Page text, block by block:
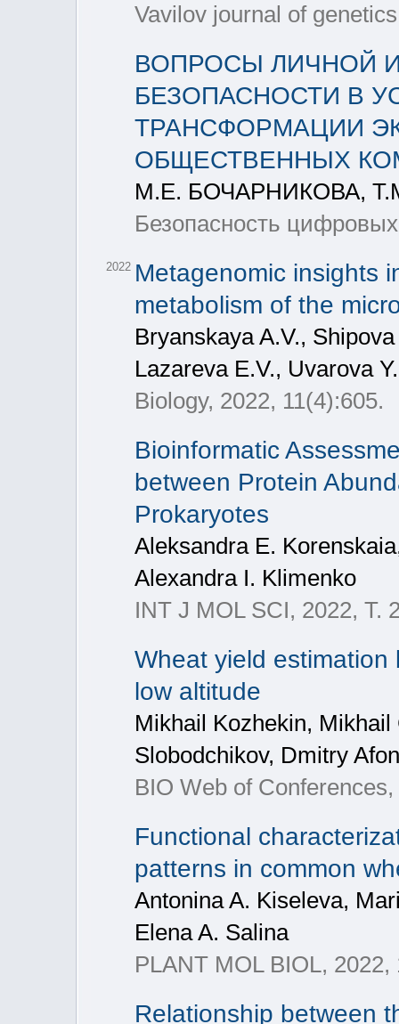
Vavilov journal of
ВОПРОСЫ ЛИЧНОЙ
БЕЗОПАСНОСТИ В
ТРАНСФОРМАЦИИ
ОБЩЕСТВЕННЫХ
М.Е. БОЧАРНИКОВА,
Безопасность
2022 Metagenomic insights
metabolism of the
Bryanskaya A.V.,
Lazareva E.V., Uvarova
Biology, 2022, 11(4):605.
Bioinformatic
between Protein
Prokaryotes
Aleksandra E.
Alexandra I. Klimenko
INT J MOL SCI, 2022,
Wheat yield
low altitude
Mikhail Kozhekin,
Slobodchikov, Dmitry
BIO Web of
Functional
patterns in common
Antonina A. Kiseleva,
Elena A. Salina
PLANT MOL BIOL, 2022,
Relationship between